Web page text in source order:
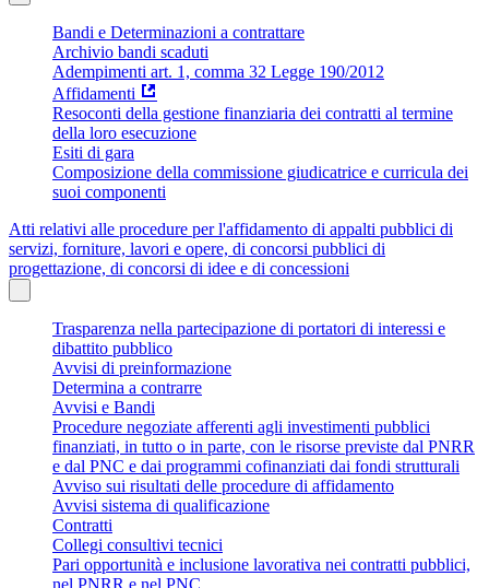
Bandi e Determinazioni a contrattare
Archivio bandi scaduti
Adempimenti art. 1, comma 32 Legge 190/2012
Affidamenti
Resoconti della gestione finanziaria dei contratti al termine
della loro esecuzione
Esiti di gara
Composizione della commissione giudicatrice e curricula dei
suoi componenti
Atti relativi alle procedure per l'affidamento di appalti pubblici di
servizi, forniture, lavori e opere, di concorsi pubblici di
progettazione, di concorsi di idee e di concessioni
Trasparenza nella partecipazione di portatori di interessi e
dibattito pubblico
Avvisi di preinformazione
Determina a contrarre
Avvisi e Bandi
Procedure negoziate afferenti agli investimenti pubblici
finanziati, in tutto o in parte, con le risorse previste dal PNRR
e dal PNC e dai programmi cofinanziati dai fondi strutturali
Avviso sui risultati delle procedure di affidamento
Avvisi sistema di qualificazione
Contratti
Collegi consultivi tecnici
Pari opportunità e inclusione lavorativa nei contratti pubblici,
nel PNRR e nel PNC